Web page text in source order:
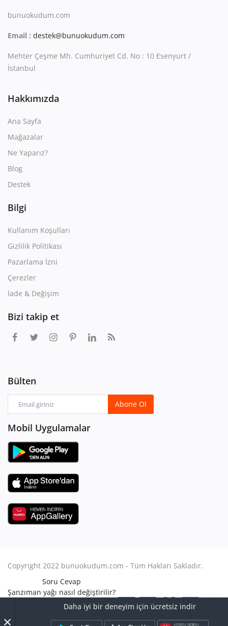
Daha iyi bir deneyim için ücretsiz indir
Blog
İletişim
TRY (₺)
bunuokudum.com
Email : destek@bunuokudum.com
Mehter Çeşme Mh. Cumhuriyet Cd. No : 10 Esenyurt /
İstanbul
Hakkımızda
Ana Sayfa
Mağazalar
Ne Yaparız?
Blog
Destek
Bilgi
Kullanım Koşulları
Gizlilik Politikası
Pazarlama İzni
Çerezler
İade & Değişim
Bizi takip et
Bülten
Abone Ol
Mobil Uygulamalar
Copyright 2022 bunuokudum.com - Tüm Hakları Sakladır.
Soru Cevap
Şanzıman yağı nasıl değiştirilir?
Aile Hukuku
Avukat Nasıl Olunur?
Turbo arızası nasıl anlaşılır?